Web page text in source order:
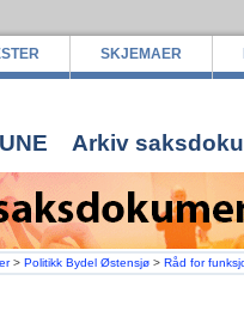
SKJEMAER
Arkiv
> Politikk Bydel Østensjø > Råd for